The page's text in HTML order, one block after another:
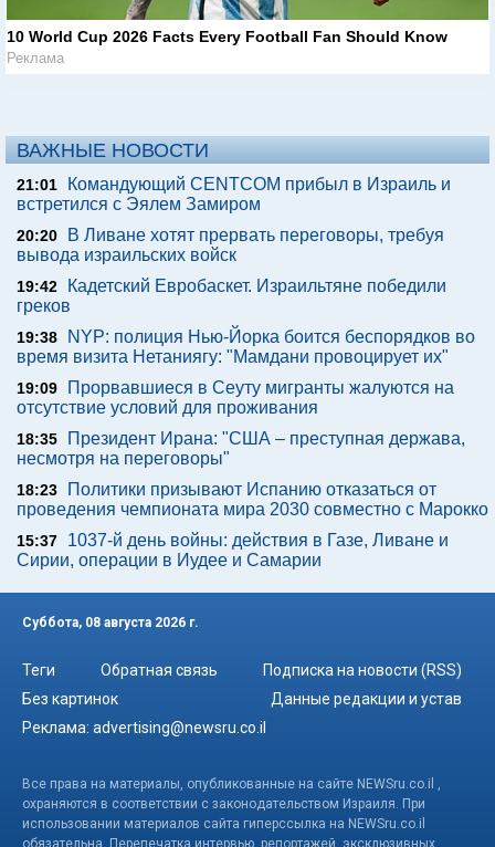
10 World Cup 2026 Facts Every Football Fan Should Know
Реклама
ВАЖНЫЕ НОВОСТИ
21:01
Командующий CENTCOM прибыл в Израиль и
встретился с Эялем Замиром
20:20
В Ливане хотят прервать переговоры, требуя
вывода израильских войск
19:42
Кадетский Евробаскет. Израильтяне победили
греков
19:38
NYP: полиция Нью-Йорка боится беспорядков во
время визита Нетаниягу: "Мамдани провоцирует их"
19:09
Прорвавшиеся в Сеуту мигранты жалуются на
отсутствие условий для проживания
18:35
Президент Ирана: "США – преступная держава,
несмотря на переговоры"
18:23
Политики призывают Испанию отказаться от
проведения чемпионата мира 2030 совместно с Марокко
15:37
1037-й день войны: действия в Газе, Ливане и
Сирии, операции в Иудее и Самарии
Суббота, 08 августа 2026 г.
Теги Обратная связь
Подписка на новости (RSS)
Без картинок
Данные редакции и устав
Реклама: advertising@newsru.co.il
Все права на материалы, опубликованные на сайте NEWSru.co.il ,
охраняются в соответствии с законодательством Израиля. При
использовании материалов сайта гиперссылка на NEWSru.co.il
обязательна. Перепечатка интервью, репортажей, эксклюзивных